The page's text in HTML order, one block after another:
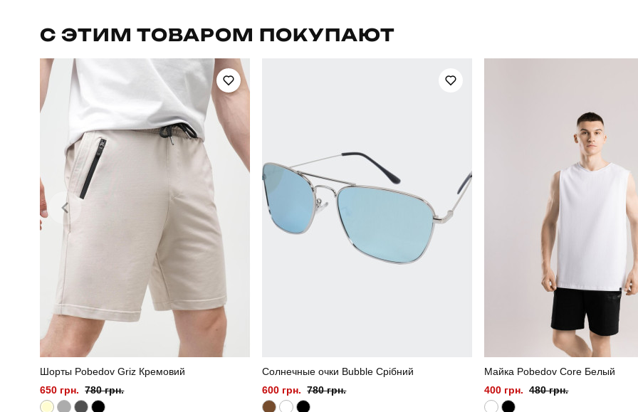
Сезон
С ЭТИМ ТОВАРОМ ПОКУПАЮТ
Шорты Pobedov Griz Кремовий
650 грн. 780 грн.
Солнечные очки Bubble Срібний
600 грн. 780 грн.
Майка Pobedov Core Белый
400 грн. 480 грн.